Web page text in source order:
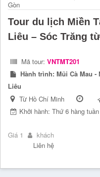
Tour du lịch Miền
Liêu – Sóc Trăng
Mã tour: VNTMT201
Hành trình: Mũi Cà Mau -
Liêu
Từ Hồ Chí Minh
Khởi hành: Thứ 6 hàng tuần
Giá 1
khách
Liên hệ